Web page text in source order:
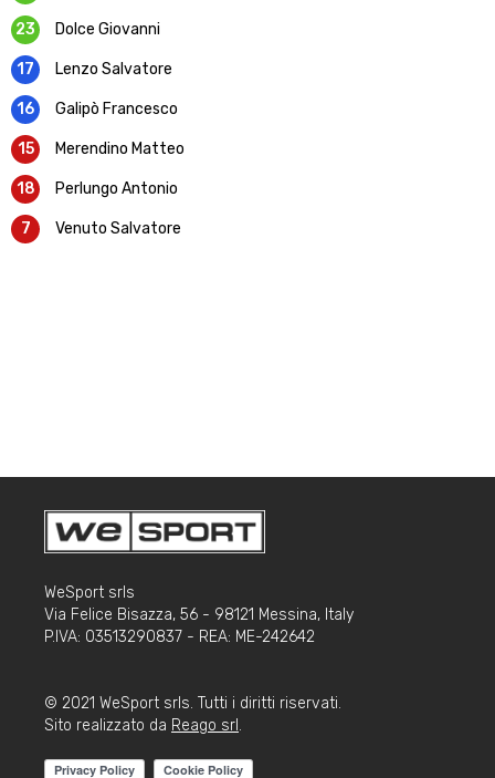
23 Dolce Giovanni
17 Lenzo Salvatore
16 Galipò Francesco
15 Merendino Matteo
18 Perlungo Antonio
7 Venuto Salvatore
WeSport srls
Via Felice Bisazza, 56 - 98121 Messina, Italy
P.IVA: 03513290837 - REA: ME-242642
© 2021 WeSport srls. Tutti i diritti riservati.
Sito realizzato da Reago srl .